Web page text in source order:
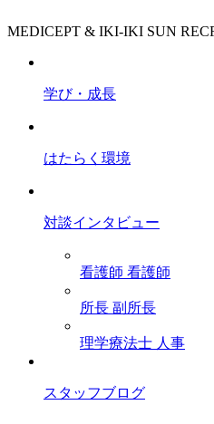
MEDICEPT & IKI-IKI SUN
学び・成長
はたらく環境
対談インタビュー
看護師 看護師
所長 副所長
理学療法士 人事
スタッフブログ